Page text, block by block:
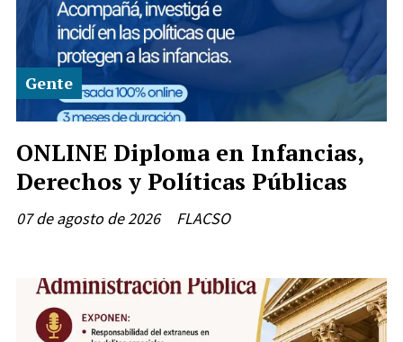
ONLINE Diploma en Infancias,
Derechos y Políticas Públicas
FLACSO
Gente
07 de agosto de 2026